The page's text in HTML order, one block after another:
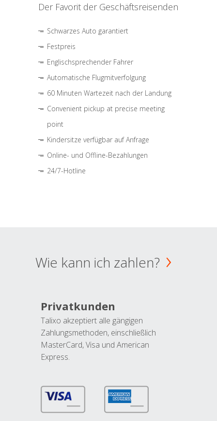
Der Favorit der Geschäftsreisenden
Schwarzes Auto garantiert
Festpreis
Englischsprechender Fahrer
Automatische Flugmitverfolgung
60 Minuten Wartezeit nach der Landung
Convenient pickup at precise meeting
point
Kindersitze verfügbar auf Anfrage
Online- und Offline-Bezahlungen
24/7-Hotline
Wie kann ich zahlen?
Privatkunden
Talixo akzeptiert alle gängigen
Zahlungsmethoden, einschließlich
MasterCard, Visa und American
Express.